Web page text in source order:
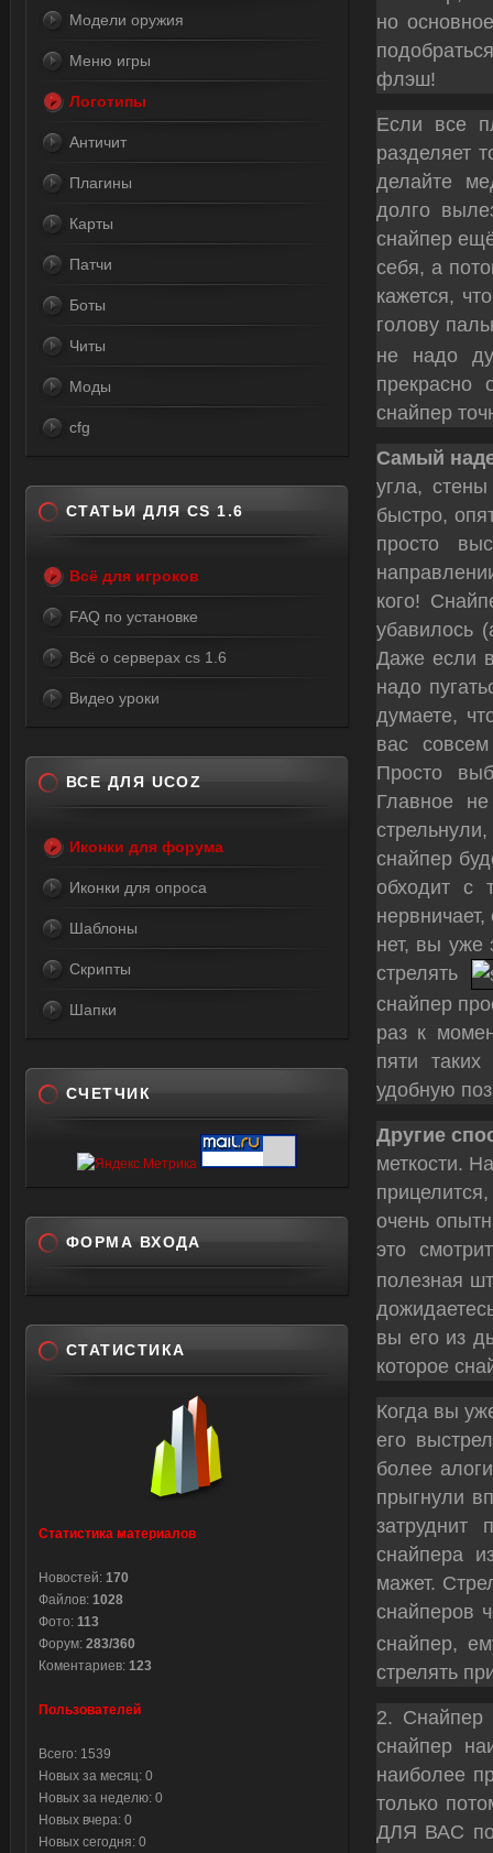
но
флэш!
Если все
разделяет
делайте
долго
снайпер
себя, а
кажется,
голову
не надо
прекрасно
снайпер
Самый
угла,
быстро,
просто
кого!
убавилось
Даже если
надо
думаете,
вас
Просто
Главное
снайпер
обходит с
нет, вы уже
стрелять
снайпер
раз к
пяти
удобную
Другие
меткости.
очень
это
полезная
вы его из
которое
Когда вы
его
более
прыгнули
снайпера
мажет.
снайперов
снайпер,
стрелять
2. Снайпер
снайпер
наиболее
только
ДЛЯ ВАС
Модели оружия
Меню игры
Логотипы
Античит
Плагины
Карты
Патчи
Боты
Читы
Моды
cfg
СТАТЬИ ДЛЯ CS 1.6
Всё для игроков
FAQ по установке
Всё о серверах cs 1.6
Видео уроки
ВСЕ ДЛЯ UCOZ
Иконки для форума
Иконки для опроса
Шаблоны
Скрипты
Шапки
СЧЕТЧИК
ФОРМА ВХОДА
СТАТИСТИКА
Статистика материалов
Новостей: 170
Файлов: 1028
Фото: 113
Форум: 283/360
Коментариев: 123
Пользователей
Всего: 1539
Новых за месяц: 0
Новых за неделю: 0
Новых вчера: 0
Новых сегодня: 0